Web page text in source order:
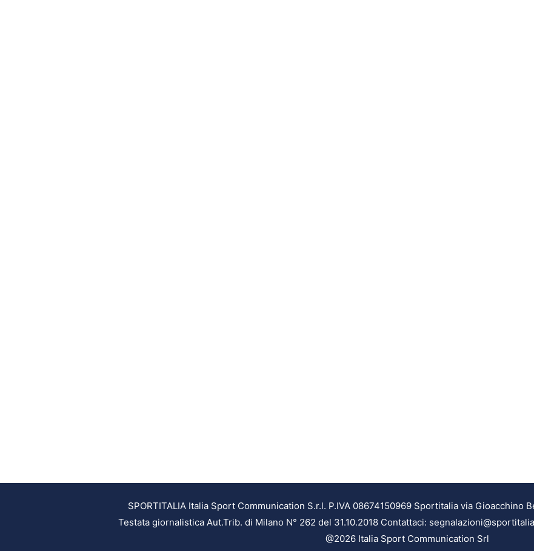
SPORTITALIA Italia Sport Communication S.r.l. P.IVA 08674150969 Sportitalia via Gioacchino
Testata giornalistica Aut.Trib. di Milano N° 262 del 31.10.2018 Contattaci:
@2026 Italia Sport Communication Srl